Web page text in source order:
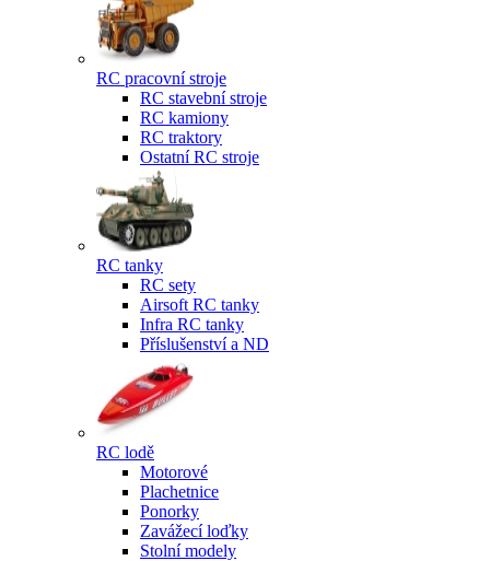
RC pracovní stroje
RC stavební stroje
RC kamiony
RC traktory
Ostatní RC stroje
RC tanky
RC sety
Airsoft RC tanky
Infra RC tanky
Příslušenství a ND
RC lodě
Motorové
Plachetnice
Ponorky
Zavážecí loďky
Stolní modely